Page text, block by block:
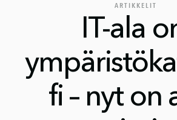
ARTIKKELIT
IT-ala
fi – nyt on